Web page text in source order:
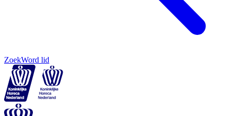
ZoekWord lid